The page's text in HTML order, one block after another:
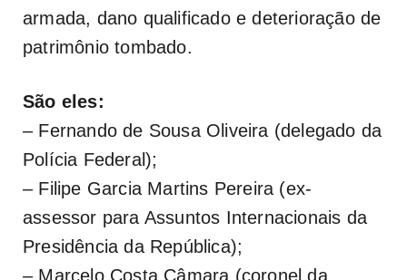
armada, dano qualificado e deterioração de
patrimônio tombado.
São eles:
– Fernando de Sousa Oliveira (delegado da
Polícia Federal);
– Filipe Garcia Martins Pereira (ex-
assessor para Assuntos Internacionais da
Presidência da República);
– Marcelo Costa Câmara (coronel da